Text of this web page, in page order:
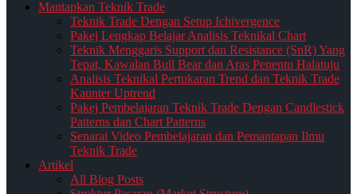
Mantapkan Teknik Trade
Teknik Trade Dengan Setup Ichivergence
Pakej Lengkap Belajar Analisis Teknikal Chart
Teknik Menggaris Support dan Resistance (SnR) Yang
Tepat, Kawalan Bull Bear dan Aras Penentu Halatuju
Analisis Teknikal Pertukaran Trend dan Teknik Trade
Kaunter Uptrend
Pakej Pembelajaran Teknik Trade Dengan Candlestick
Patterns dan Chart Patterns
Senarai Video Pembelajaran dan Pemantapan Ilmu
Teknik Trade
Artikel
All Blog Posts